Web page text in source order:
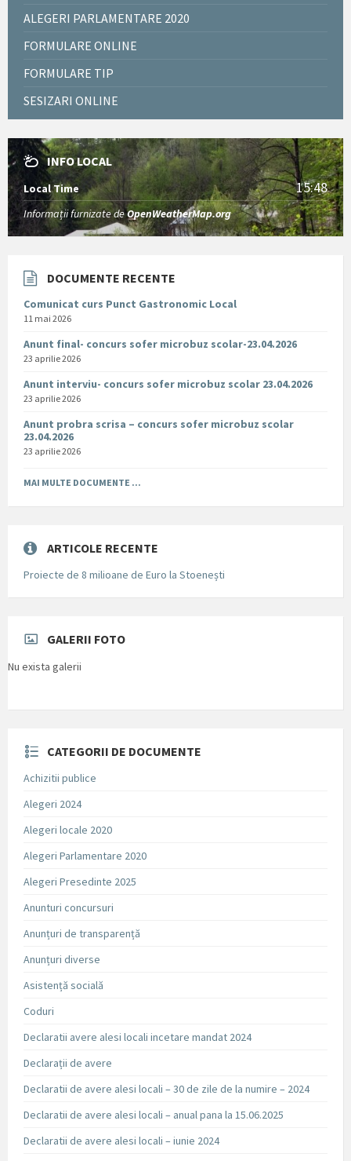
ALEGERI PARLAMENTARE 2020
FORMULARE ONLINE
FORMULARE TIP
SESIZARI ONLINE
INFO LOCAL
Local Time 15:48
Informații furnizate deOpenWeatherMap.org
DOCUMENTE RECENTE
Comunicat curs Punct Gastronomic Local
11 mai 2026
Anunt final- concurs sofer microbuz scolar-23.04.2026
23 aprilie 2026
Anunt interviu- concurs sofer microbuz scolar 23.04.2026
23 aprilie 2026
Anunt probra scrisa – concurs sofer microbuz scolar
23.04.2026
23 aprilie 2026
MAI MULTE DOCUMENTE ...
ARTICOLE RECENTE
Proiecte de 8 milioane de Euro la Stoenești
GALERII FOTO
Nu exista galerii
CATEGORII DE DOCUMENTE
Achizitii publice
Alegeri 2024
Alegeri locale 2020
Alegeri Parlamentare 2020
Alegeri Presedinte 2025
Anunturi concursuri
Anunțuri de transparență
Anunțuri diverse
Asistență socială
Coduri
Declaratii avere alesi locali incetare mandat 2024
Declarații de avere
Declaratii de avere alesi locali – 30 de zile de la numire – 2024
Declaratii de avere alesi locali – anual pana la 15.06.2025
Declaratii de avere alesi locali – iunie 2024